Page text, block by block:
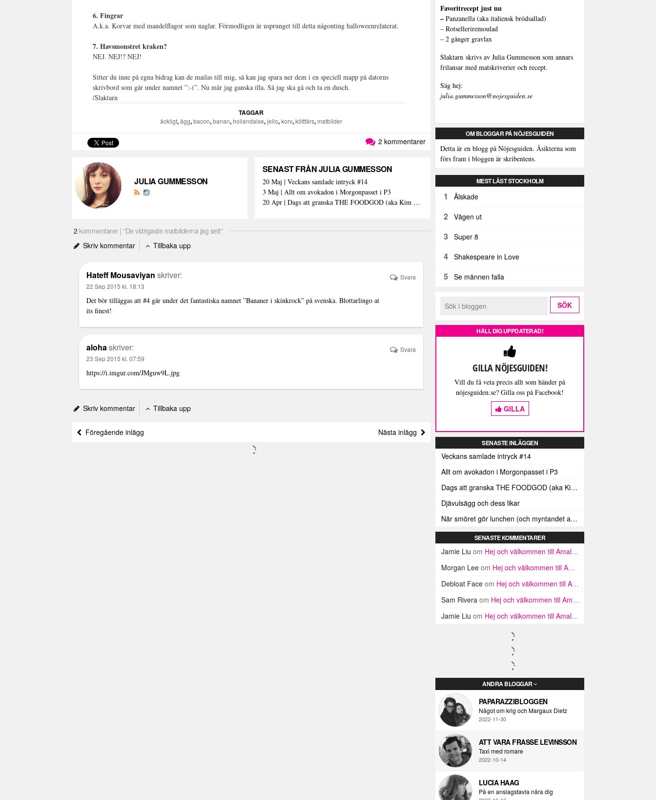
6. Fingrar
A.k.a. Korvar med mandelflagor som naglar. Förmodligen är usprunget till detta någonting halloweenrelaterat.
7. Havsmonstret kraken?
NEJ. NEJ!? NEJ!
Sitter du inne på egna bidrag kan de mailas till mig, så kan jag spara ner dem i en speciell mapp på datorns
skrivbord som går under namnet ”:-(”. Nu mår jag ganska illa. Så jag ska gå och ta en dusch.
/Slaktarn
TAGGAR
äckligt,ägg,bacon,banan,hollandaise,jello,korv,köttfärs,matbilder
2 kommentarer
JULIA GUMMESSON
SENAST FRÅN JULIA GUMMESSON
20 Maj | Veckans samlade intryck #14
3 Maj | Allt om avokadon i Morgonpasset i P3
20 Apr | Dags att granska THE FOODGOD (aka Kim Kardashians matinstagrammande bästis)
2 kommentarer | “De vidrigaste matbilderna jag sett”
Skriv kommentar
Tillbaka upp
Hateff Mousaviyan skriver:
22 Sep 2015 kl. 18:13
Det bör tilläggas att #4 går under det fantastiska namnet ”Bananer i skinkrock” på svenska. Blottarlingo at
its finest!
Svara
alohaskriver:
23 Sep 2015 kl. 07:59
https://i.imgur.com/JMguw9L.jpg
Svara
Skriv kommentar Tillbaka upp
Föregående inlägg Nästa inlägg
Favoritrecept just nu
– Panzanella (aka italiensk brödsallad)
– Rotselleriremoulad
– 2 gånger gravlax
Slaktarn skrivs av Julia Gummesson som annars
frilansar med matskriverier och recept.
Säg hej:
julia.gummesson@nojesguiden.se
OM BLOGGAR PÅ NÖJESGUIDEN
Detta är en blogg på Nöjesguiden. Åsikterna som
förs fram i bloggen är skribentens.
MEST LÄST STOCKHOLM
1 Älskade
2 Vägen ut
3 Super 8
4 Shakespeare in Love
5 Se männen falla
HÅLL DIG UPPDATERAD!
GILLA NÖJESGUIDEN!
Vill du få veta precis allt som händer på
nöjesguiden.se? Gilla oss på Facebook!
GILLA
SENASTE INLÄGGEN
Veckans samlade intryck #14
Allt om avokadon i Morgonpasset i P3
Dags att granska THE FOODGOD (aka Kim Kardashians matinstagrammande bästis)
Djävulsägg och dess likar
När smöret gör lunchen (och myntandet av termen ”Smörindex”)
SENASTE KOMMENTARER
Jamie Liu om Hej och välkommen till Amalfikusten
Morgan Lee om Hej och välkommen till Amalfikusten
Debloat Face om Hej och välkommen till Amalfikusten
Sam Rivera om Hej och välkommen till Amalfikusten
Jamie Liu om Hej och välkommen till Amalfikusten
ANDRA BLOGGAR
PAPARAZZIBLOGGEN
Något om krig och Margaux Dietz
2022-11-30
ATT VARA FRASSE LEVINSSON
Taxi med romare
2022-10-14
LUCIA HAAG
På en anslagstavla nära dig